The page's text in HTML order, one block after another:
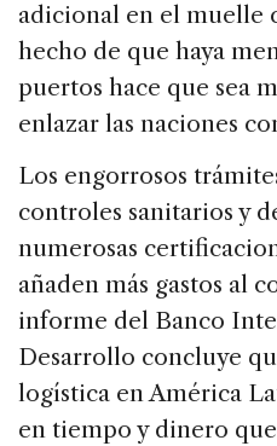
adicional en el muelle
hecho de que haya
puertos hace que sea
enlazar las naciones
Los engorrosos
controles sanitarios y
numerosas
añaden más gastos al
informe del Banco
Desarrollo concluye
logística en América
en tiempo y dinero